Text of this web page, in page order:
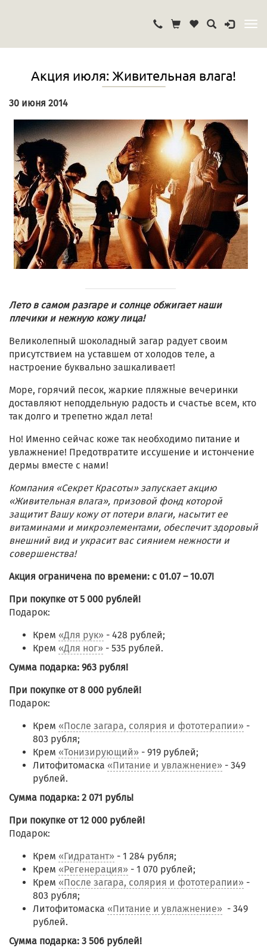
Акция июля: Живительная влага!
30 июня 2014
Лето в самом разгаре и солнце обжигает наши
плечики и нежную кожу лица!
Великолепный шоколадный загар радует своим
присутствием на уставшем от холодов теле, а
настроение буквально зашкаливает!
Море, горячий песок, жаркие пляжные вечеринки
доставляют неподдельную радость и счастье всем, кто
так долго и трепетно ждал лета!
Но! Именно сейчас коже так необходимо питание и
увлажнение! Предотвратите иссушение и истончение
дермы вместе с нами!
Компания «Секрет Красоты» запускает акцию
«Живительная влага», призовой фонд которой
защитит Вашу кожу от потери влаги, насытит ее
витаминами и микроэлементами, обеспечит здоровый
внешний вид и украсит вас сиянием нежности и
совершенства!
Акция ограничена по времени: с 01.07 – 10.07!
При покупке от 5 000 рублей!
Подарок:
Крем «Для рук» - 428 рублей;
Крем «Для ног» - 535 рублей.
Сумма подарка: 963 рубля!
При покупке от 8 000 рублей!
Подарок:
Крем «После загара, солярия и фототерапии» -
803 рубля;
Крем «Тонизирующий» - 919 рублей;
Литофитомаска «Питание и увлажнение» - 349
рублей.
Сумма подарка: 2 071 рубль!
При покупке от 12 000 рублей!
Подарок:
Крем «Гидратант» - 1 284 рубля;
Крем «Регенерация» - 1 070 рублей;
Крем «После загара, солярия и фототерапии» -
803 рубля;
Литофитомаска «Питание и увлажнение» - 349
рублей.
Сумма подарка: 3 506 рублей!